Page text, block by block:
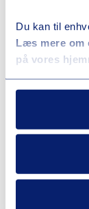
Du kan til
Læs mere om
på vores
Læs mere om